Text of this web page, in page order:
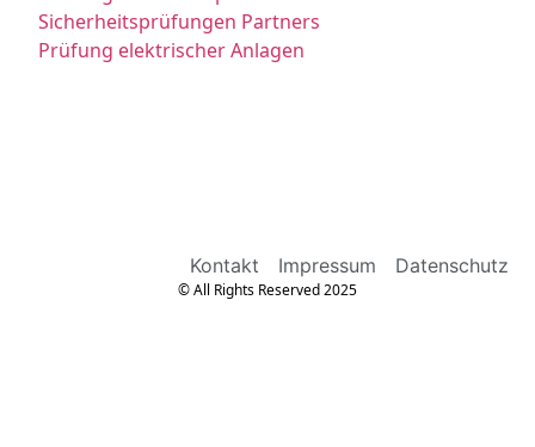
Sicherheitsprüfungen Partners
Prüfung elektrischer Anlagen
Kontakt Impressum Datenschutz
© All Rights Reserved 2025